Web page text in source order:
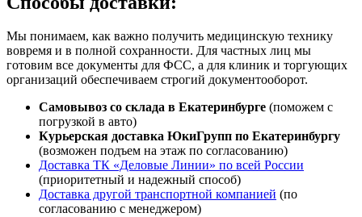
Мы понимаем, как важно получить медицинскую технику
вовремя и в полной сохранности. Для частных лиц мы
готовим все документы для ФСС, а для клиник и торгующих
организаций обеспечиваем строгий документооборот.
Самовывоз со склада в Екатеринбурге (поможем с
погрузкой в авто)
Курьерская доставка ЮкиГрупп по Екатеринбургу
(возможен подъем на этаж по согласованию)
Доставка ТК «Деловые Линии» по всей России
(приоритетный и надежный способ)
Доставка другой транспортной компанией (по
согласованию с менеджером)